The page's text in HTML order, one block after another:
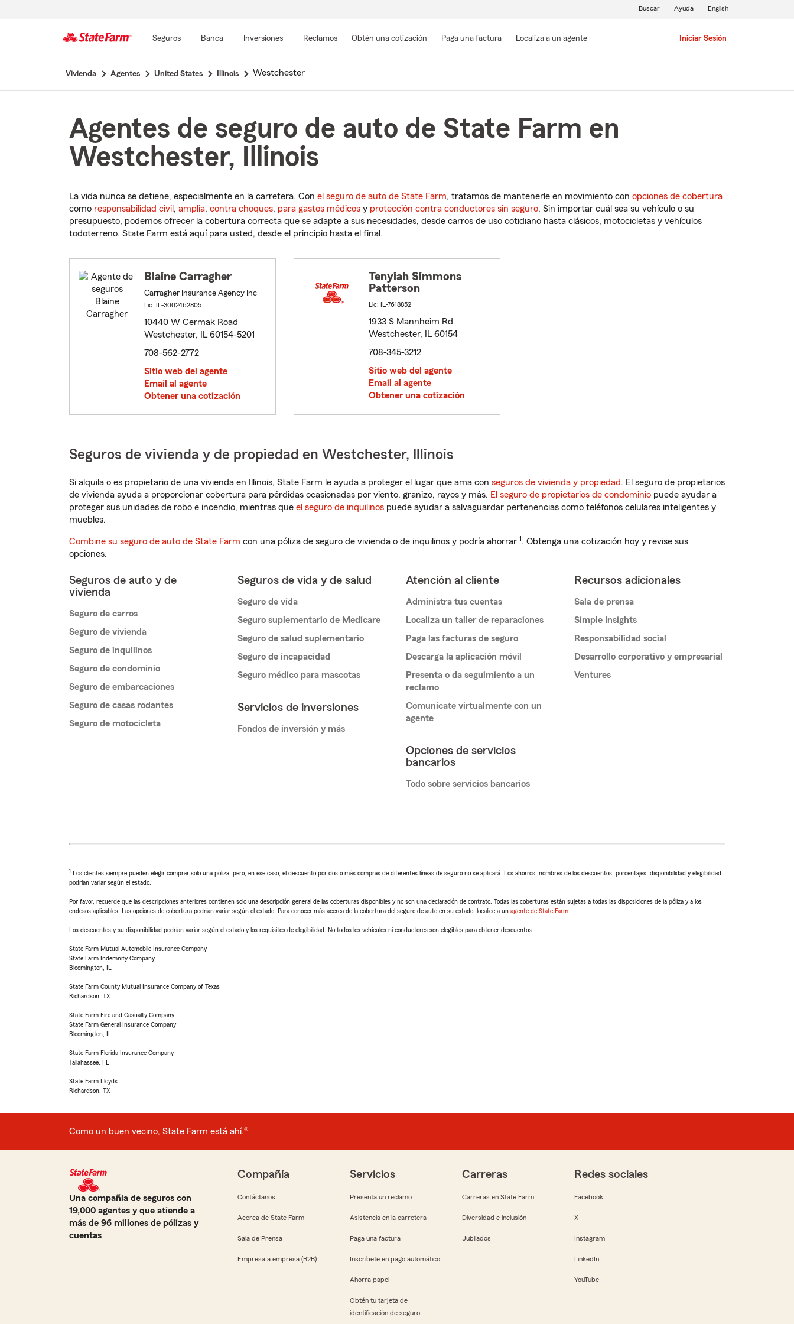
contenido
Seguros Banca Inversiones Reclamos Obtén una cotización Paga una factura Localiza a un agente Iniciar Sesión
Buscar Ayuda English
Vivienda Agentes United States Illinois Westchester
Agentes de seguro de auto de State Farm en
Westchester, Illinois
La vida nunca se detiene, especialmente en la carretera. Con el seguro de auto de State Farm, tratamos de mantenerle en movimiento con opciones de cobertura
como responsabilidad civil , amplia, contra choques, para gastos médicos y protección contra conductores sin seguro. Sin importar cuál sea su vehículo o su
presupuesto, podemos ofrecer la cobertura correcta que se adapte a sus necesidades, desde carros de uso cotidiano hasta clásicos, motocicletas y vehículos
todoterreno. State Farm está aquí para usted, desde el principio hasta el final.
Blaine Carragher
Carragher Insurance Agency Inc
Lic: IL-3002462805
10440 W Cermak Road
Westchester, IL 60154-5201
708-562-2772
Sitio web del agente
Email al agente
Obtener una cotización
Tenyiah Simmons
Patterson
Lic: IL-7618852
1933 S Mannheim Rd
Westchester, IL 60154
708-345-3212
Sitio web del agente
Email al agente
Obtener una cotización
Seguros de vivienda y de propiedad en Westchester, Illinois
Si alquila o es propietario de una vivienda en Illinois, State Farm le ayuda a proteger el lugar que ama con seguros de vivienda y propiedad. El seguro de propietarios
de vivienda ayuda a proporcionar cobertura para pérdidas ocasionadas por viento, granizo, rayos y más. El seguro de propietarios de condominio puede ayudar a
proteger sus unidades de robo e incendio, mientras que el seguro de inquilinos puede ayudar a salvaguardar pertenencias como teléfonos celulares inteligentes y
muebles.
Combine su seguro de auto de State Farm con una póliza de seguro de vivienda o de inquilinos y podría ahorrar 1. Obtenga una cotización hoy y revise sus
opciones.
Seguros de auto y de
vivienda
Seguro de carros
Seguro de vivienda
Seguro de inquilinos
Seguro de condominio
Seguro de embarcaciones
Seguro de casas rodantes
Seguro de motocicleta
Seguros de vida y de salud
Seguro de vida
Seguro suplementario de Medicare
Seguro de salud suplementario
Seguro de incapacidad
Seguro médico para mascotas
Servicios de inversiones
Fondos de inversión y más
Atención al cliente
Administra tus cuentas
Localiza un taller de reparaciones
Paga las facturas de seguro
Descarga la aplicación móvil
Presenta o da seguimiento a un
reclamo
Comunícate virtualmente con un
agente
Opciones de servicios
bancarios
Todo sobre servicios bancarios
Recursos adicionales
Sala de prensa
Simple Insights
Responsabilidad social
Desarrollo corporativo y empresarial
Ventures
1 Los clientes siempre pueden elegir comprar solo una póliza, pero, en ese caso, el descuento por dos o más compras de diferentes líneas de seguro no se aplicará. Los ahorros, nombres de los descuentos, porcentajes, disponibilidad y elegibilidad
podrían variar según el estado.
Por favor, recuerde que las descripciones anteriores contienen solo una descripción general de las coberturas disponibles y no son una declaración de contrato. Todas las coberturas están sujetas a todas las disposiciones de la póliza y a los
endosos aplicables. Las opciones de cobertura podrían variar según el estado. Para conocer más acerca de la cobertura del seguro de auto en su estado, localice a un agente de State Farm
Los descuentos y su disponibilidad podrían variar según el estado y los requisitos de elegibilidad. No todos los vehículos ni conductores son elegibles para obtener descuentos.
State Farm Mutual Automobile Insurance Company
State Farm Indemnity Company
Bloomington, IL
State Farm County Mutual Insurance Company of Texas
Richardson, TX
State Farm Fire and Casualty Company
State Farm General Insurance Company
Bloomington, IL
State Farm Florida Insurance Company
Tallahassee, FL
State Farm Lloyds
Richardson, TX
Como un buen vecino, State Farm está ahí.®
Una compañía de seguros con
19,000 agentes y que atiende a
más de 96 millones de pólizas y
cuentas
Compañía
Contáctanos
Acerca de State Farm
Sala de Prensa
Empresa a empresa (B2B)
Servicios
Presenta un reclamo
Asistencia en la carretera
Paga una factura
Inscríbete en pago automático
Ahorra papel
Obtén tu tarjeta de
identificación de seguro
Carreras
Carreras en State Farm
Diversidad e inclusión
Jubilados
Redes sociales
Facebook
X
Instagram
LinkedIn
YouTube